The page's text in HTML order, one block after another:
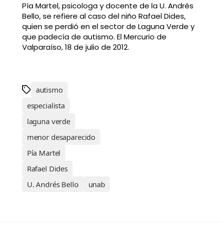
Pía Martel, psicologa y docente de la U. Andrés
Bello, se refiere al caso del niño Rafael Dides,
quien se perdió en el sector de Laguna Verde y
que padecía de autismo. El Mercurio de
Valparaíso, 18 de julio de 2012.
autismo
especialista
laguna verde
menor desaparecido
Pía Martel
Rafael Dides
U. Andrés Bello
unab